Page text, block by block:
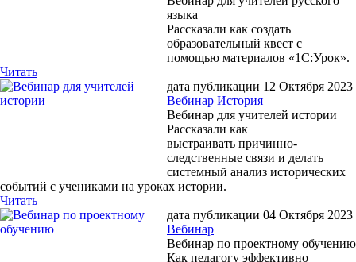
языка
Рассказали как создать
образовательный квест с
помощью материалов «1С:Урок».
Читать
дата публикации 12 Октября 2023
Вебинар История
Вебинар для учителей истории
Рассказали как
выстраивать причинно-
следственные связи и делать
системный анализ исторических
событий с учениками на уроках истории.
Читать
дата публикации 04 Октября 2023
Вебинар
Вебинар по проектному обучению
Как педагогу эффективно